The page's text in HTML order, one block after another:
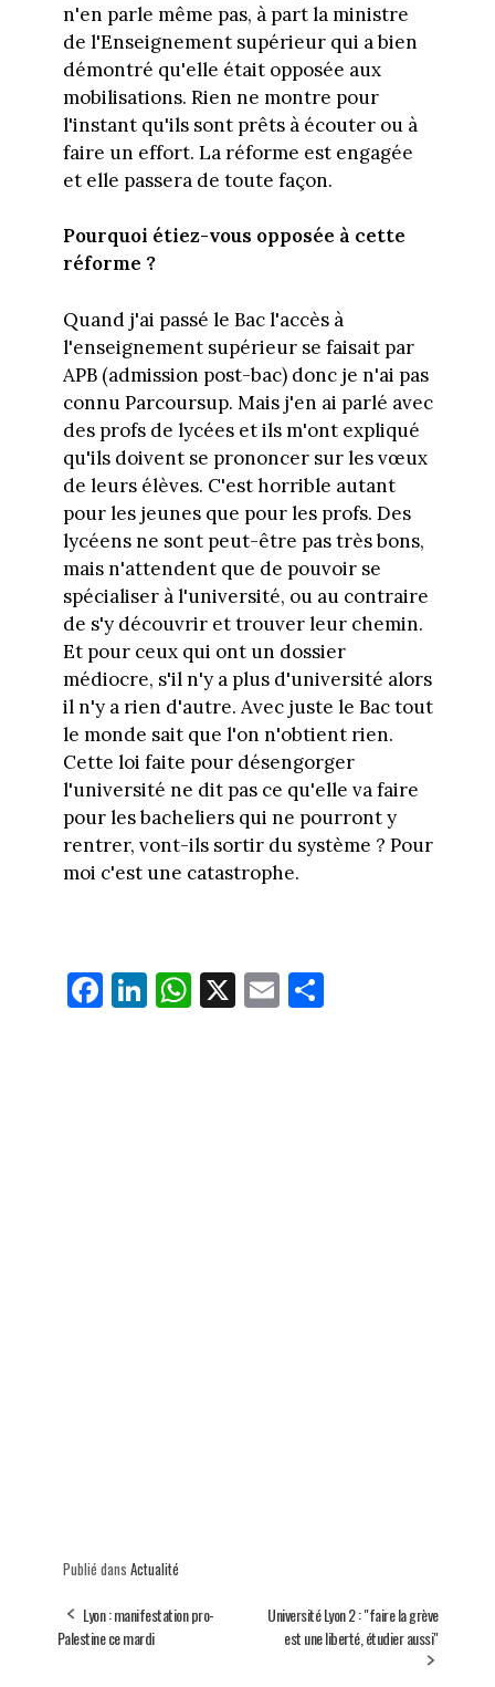
n'en parle même pas, à part la ministre
de l'Enseignement supérieur qui a bien
démontré qu'elle était opposée aux
mobilisations. Rien ne montre pour
l'instant qu'ils sont prêts à écouter ou à
faire un effort. La réforme est engagée
et elle passera de toute façon.
Pourquoi étiez-vous opposée à cette
réforme ?
Quand j'ai passé le Bac l'accès à
l'enseignement supérieur se faisait par
APB (admission post-bac) donc je n'ai pas
connu Parcoursup. Mais j'en ai parlé avec
des profs de lycées et ils m'ont expliqué
qu'ils doivent se prononcer sur les vœux
de leurs élèves. C'est horrible autant
pour les jeunes que pour les profs. Des
lycéens ne sont peut-être pas très bons,
mais n'attendent que de pouvoir se
spécialiser à l'université, ou au contraire
de s'y découvrir et trouver leur chemin.
Et pour ceux qui ont un dossier
médiocre, s'il n'y a plus d'université alors
il n'y a rien d'autre. Avec juste le Bac tout
le monde sait que l'on n'obtient rien.
Cette loi faite pour désengorger
l'université ne dit pas ce qu'elle va faire
pour les bacheliers qui ne pourront y
rentrer, vont-ils sortir du système ? Pour
moi c'est une catastrophe.
Fa
ce
Li
nk
W
ha
X E
m
Pa
rt
Publié dans Actualité
Lyon : manifestation pro-
Palestine ce mardi
Université Lyon 2 : "faire la grève
est une liberté, étudier aussi"